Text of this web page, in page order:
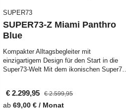
SUPER73
SUPER73-Z Miami Panthro
Blue
Kompakter Alltagsbegleiter mit
einzigartigem Design für den Start in die
Super73-Welt Mit dem ikonischen Super73
€ 2.299,95 € 2.599,95
ab 69,00 € / Monat